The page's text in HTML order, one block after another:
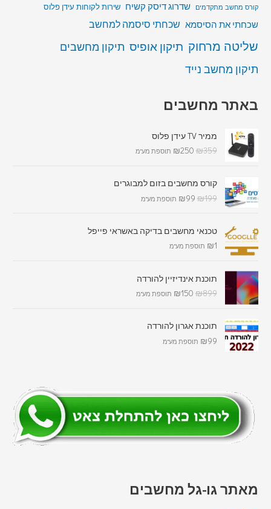
קורס מחשב מתקדמים
שדרוג דיסק קשיח שירות לקוחות עידן פלוס
שכחתי את הסיסמא שכחתי סיסמה למחשב
שליטה מרחוק תיקון אופיס תיקון מחשבים
תיקון מחשב נייד
באתר מחשבים
ממיר TV עידן פלוס
₪359
₪250 תוספת מע"מ
קורס מחשבים בזום למבוגרים
₪199
₪99 תוספת מע"מ
טכנאי מחשבים בדיקה באשראי פייפל
₪1 תוספת מע"מ
תוכנת אינדיזיין להורדה
₪899
₪150 תוספת מע"מ
תוכנת אגרון להורדה
₪99 תוספת מע"מ
מאתר גו-גל מחשבים